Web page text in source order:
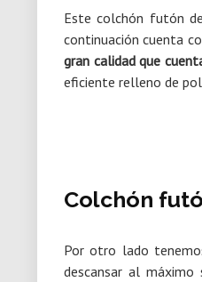
Este colchón futón
continuación cuenta
gran calidad que
eficiente relleno de
Colchón
Por otro lado
descansar al